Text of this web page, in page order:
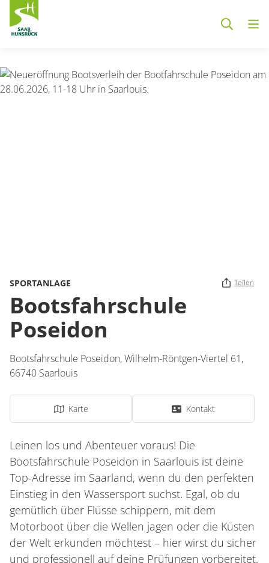
SPORTANLAGE Teilen
Bootsfahrschule
Poseidon
Bootsfahrschule Poseidon,Wilhelm-Röntgen-Viertel 61,
66740 Saarlouis
Karte Kontakt
Leinen los und Abenteuer voraus! Die
Bootsfahrschule Poseidon in Saarlouis ist deine
Top-Adresse im Saarland, wenn du den perfekten
Einstieg in den Wassersport suchst. Egal, ob du
gemütlich über Flüsse schippern, mit dem
Motorboot über die Wellen jagen oder die Küsten
der Welt erkunden möchtest – hier wirst du sicher
und professionell auf deine Prüfungen vorbereitet.